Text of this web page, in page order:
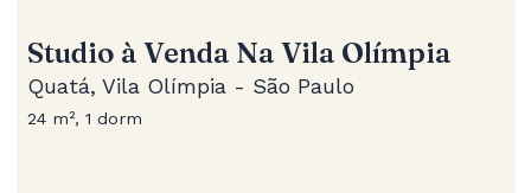
Studio à Venda Na Vila Olímpia
Quatá, Vila Olímpia - São Paulo
24 m², 1 dorm